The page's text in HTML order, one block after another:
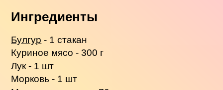
Ингредиенты
Булгур - 1 стакан
Куриное мясо - 300 г
Лук - 1 шт
Морковь - 1 шт